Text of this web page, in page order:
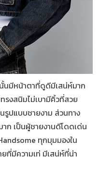
นมีหน้าตาที่ดูดีมีเสน่ห์มาก
รงสนิมไม่เบามีคิ้วที่สวย
รูปแบบชายงาม ส่วนทาง
ก เป็นผู้ชายงานดีโดดเด่น
andsome ทุกมุมมองใน
ที่มีความเท่ มีเสน่ห์ที่น่า